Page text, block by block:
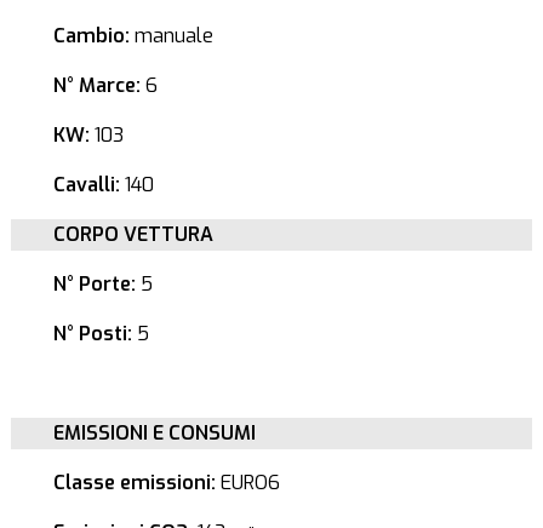
Cambio: manuale
N° Marce: 6
KW: 103
Cavalli: 140
CORPO VETTURA
N° Porte: 5
N° Posti: 5
EMISSIONI E CONSUMI
Classe emissioni: EURO6